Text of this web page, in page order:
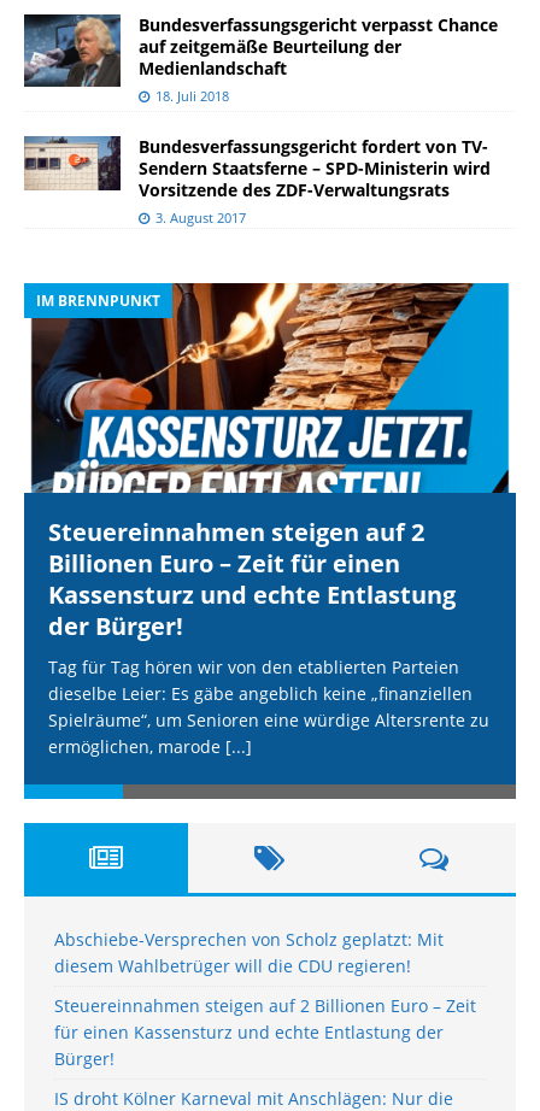
Bundesverfassungsgericht verpasst Chance
auf zeitgemäße Beurteilung der
Medienlandschaft
18. Juli 2018
Bundesverfassungsgericht fordert von TV-
Sendern Staatsferne – SPD-Ministerin wird
Vorsitzende des ZDF-Verwaltungsrats
3. August 2017
IM BRENNPUNKT
Steuereinnahmen steigen auf 2
Billionen Euro – Zeit für einen
Kassensturz und echte Entlastung
der Bürger!
Tag für Tag hören wir von den etablierten Parteien
dieselbe Leier: Es gäbe angeblich keine „finanziellen
Spielräume“, um Senioren eine würdige Altersrente zu
ermöglichen, marode [...]
Abschiebe-Versprechen von Scholz geplatzt: Mit
diesem Wahlbetrüger will die CDU regieren!
Steuereinnahmen steigen auf 2 Billionen Euro – Zeit
für einen Kassensturz und echte Entlastung der
Bürger!
IS droht Kölner Karneval mit Anschlägen: Nur die